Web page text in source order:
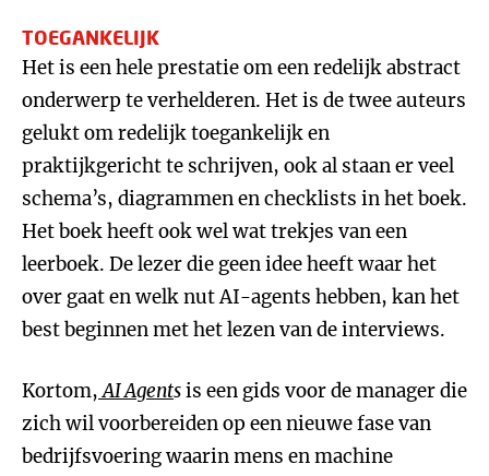
TOEGANKELIJK
Het is een hele prestatie om een redelijk abstract
onderwerp te verhelderen. Het is de twee auteurs
gelukt om redelijk toegankelijk en
praktijkgericht te schrijven, ook al staan er veel
schema’s, diagrammen en checklists in het boek.
Het boek heeft ook wel wat trekjes van een
leerboek. De lezer die geen idee heeft waar het
over gaat en welk nut AI-agents hebben, kan het
best beginnen met het lezen van de interviews.
Kortom, AI Agentsis een gids voor de manager die
zich wil voorbereiden op een nieuwe fase van
bedrijfsvoering waarin mens en machine